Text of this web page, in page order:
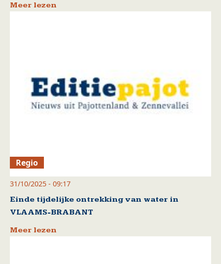
Meer lezen
Regio
31/10/2025 - 09:17
Einde tijdelijke ontrekking van water in
VLAAMS-BRABANT
Meer lezen